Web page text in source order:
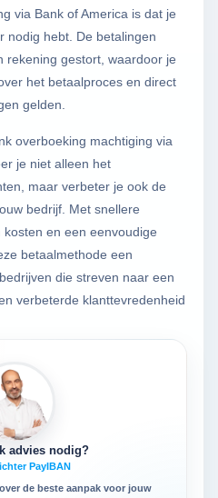
via Bank of America is dat je
nodig hebt. De betalingen
rekening gestort, waardoor je
het betaalproces en direct
gelden.
overboeking machtiging via
je niet alleen het
maar verbeter je ook de
bedrijf. Met snellere
en een eenvoudige
betaalmethode een
die streven naar een
verbeterde klanttevredenheid
advies nodig?
PayIBAN
de beste aanpak voor jouw